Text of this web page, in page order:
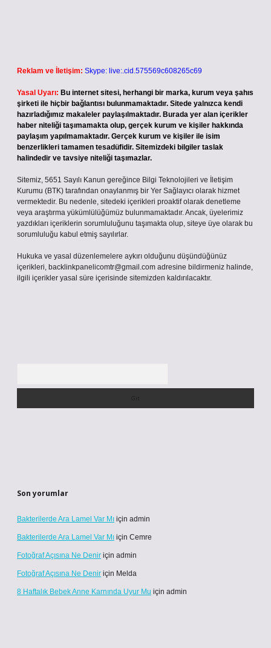
Reklam ve İletişim: Skype: live:.cid.575569c608265c69
Yasal Uyarı: Bu internet sitesi, herhangi bir marka, kurum veya şahıs
şirketi ile hiçbir bağlantısı bulunmamaktadır. Sitede yalnızca kendi
hazırladığımız makaleler paylaşılmaktadır. Burada yer alan içerikler
haber niteliği taşımamakta olup, gerçek kurum ve kişiler hakkında
paylaşım yapılmamaktadır. Gerçek kurum ve kişiler ile isim
benzerlikleri tamamen tesadüfidir. Sitemizdeki bilgiler taslak
halindedir ve tavsiye niteliği taşımazlar.
Sitemiz, 5651 Sayılı Kanun gereğince Bilgi Teknolojileri ve İletişim
Kurumu (BTK) tarafından onaylanmış bir Yer Sağlayıcı olarak hizmet
vermektedir. Bu nedenle, sitedeki içerikleri proaktif olarak denetleme
veya araştırma yükümlülüğümüz bulunmamaktadır. Ancak, üyelerimiz
yazdıkları içeriklerin sorumluluğunu taşımakta olup, siteye üye olarak bu
sorumluluğu kabul etmiş sayılırlar.
Hukuka ve yasal düzenlemelere aykırı olduğunu düşündüğünüz
içerikleri, backlinkpanelicomtr@gmail.com adresine bildirmeniz halinde,
ilgili içerikler yasal süre içerisinde sitemizden kaldırılacaktır.
Son yorumlar
Bakterilerde Ara Lamel Var Mı için admin
Bakterilerde Ara Lamel Var Mı için Cemre
Fotoğraf Açısına Ne Denir için admin
Fotoğraf Açısına Ne Denir için Melda
8 Haftalık Bebek Anne Karnında Uyur Mu için admin